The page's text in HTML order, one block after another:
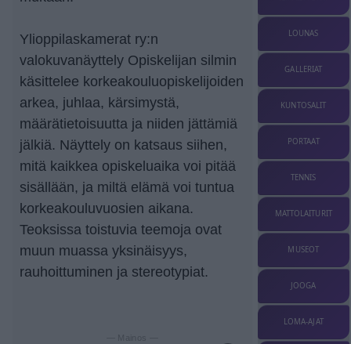
Ylioppilaskamerat ry:n
valokuvanäyttely Opiskelijan silmin
käsittelee korkeakouluopiskelijoiden
arkea, juhlaa, kärsimystä,
määrätietoisuutta ja niiden jättämiä
jälkiä. Näyttely on katsaus siihen,
mitä kaikkea opiskeluaika voi pitää
sisällään, ja miltä elämä voi tuntua
korkeakouluvuosien aikana.
Teoksissa toistuvia teemoja ovat
muun muassa yksinäisyys,
rauhoittuminen ja stereotypiat.
— Mainos —
LOUNAS
GALLERIAT
KUNTOSALIT
PORTAAT
TENNIS
MATTOLAITURIT
MUSEOT
JOOGA
LOMA-AJAT